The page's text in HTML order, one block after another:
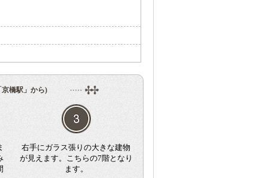
橋駅」から)
右手にガラス張りの大きな建物
が見えます。こちらの7階となり
ます。